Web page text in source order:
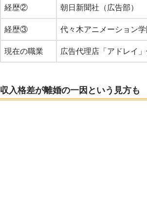
経歴② 朝日新聞社（広告部）
経歴③ 代々木アニメーション
現在の職業 広告代理店「アドレイ
収入格差が離婚の一因という見方も